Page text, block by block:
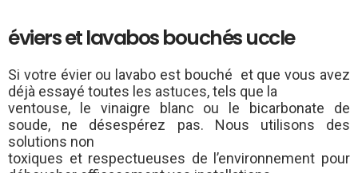
éviers et lavabos bouchés uccle
Si votre évier ou lavabo est bouché et que vous avez
déjà essayé toutes les astuces, tels que la
ventouse, le vinaigre blanc ou le bicarbonate de
soude, ne désespérez pas. Nous utilisons des
solutions non
toxiques et respectueuses de l’environnement pour